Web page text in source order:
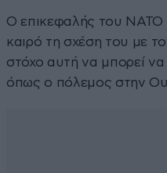
Ο επικεφαλής του ΝΑΤΟ
καιρό τη σχέση του με
στόχο αυτή να μπορεί
όπως ο πόλεμος στην